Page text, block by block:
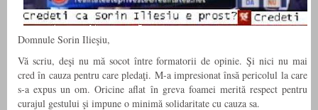
Domnule Sorin Ilieşiu,
Vă scriu, deşi nu mă socot între formatorii de opinie. Şi nici nu mai
cred în cauza pentru care pledaţi. M-a impresionat însă pericolul la care
s-a expus un om. Oricine aflat în greva foamei merită respect pentru
curajul gestului şi impune o minimă solidaritate cu cauza sa.